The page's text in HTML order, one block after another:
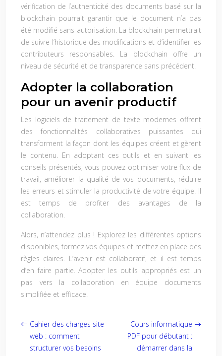
vérification de l’authenticité des documents basé sur la
blockchain pourrait garantir que le document n’a pas
été modifié sans autorisation. La blockchain permettrait
de suivre l’historique des modifications et d’identifier les
contributeurs responsables. La blockchain offre un
niveau de sécurité et de transparence sans précédent.
Adopter la collaboration
pour un avenir productif
Les logiciels de traitement de texte modernes offrent
des fonctionnalités collaboratives puissantes qui
transforment la façon dont les équipes créent et gèrent
le contenu. En adoptant ces outils et en suivant les
conseils présentés, vous pouvez optimiser votre flux de
travail, améliorer la qualité de vos documents, réduire
les erreurs et stimuler la productivité de votre équipe. Il
est temps de profiter des avantages de la
collaboration.
Alors, n’attendez plus ! Explorez les différentes options
disponibles, formez vos équipes et mettez en place des
règles claires. L’avenir est collaboratif, et il est temps
d’en faire partie. Adopter les outils appropriés est un
pas vers la collaboration en équipe documents
simplifiée et efficace.
Cahier des charges site
web : comment
structurer vos besoins
Cours informatique
PDF pour débutant :
démarrer dans la